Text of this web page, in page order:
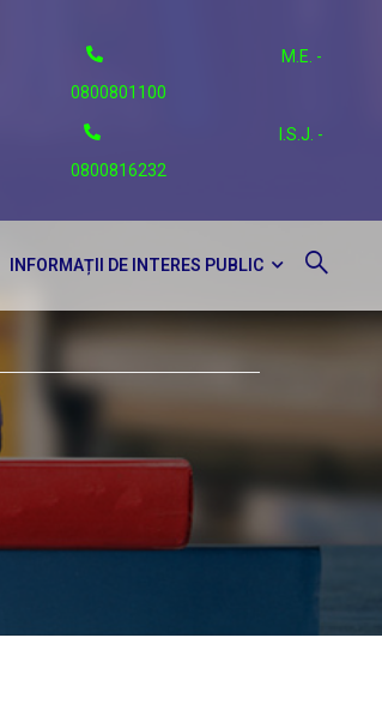
M.E. -
0800801100
I.S.J. -
0800816232
INFORMAȚII DE INTERES PUBLIC